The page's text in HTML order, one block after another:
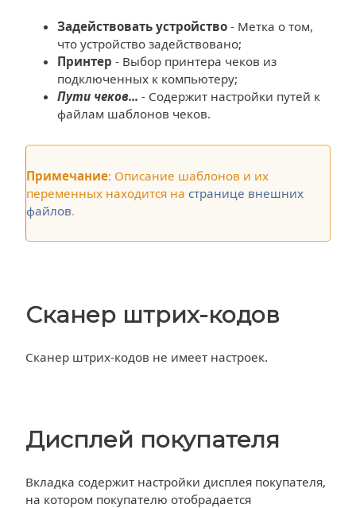
Задействовать устройство - Метка о том,
что устройство задействовано;
Принтер - Выбор принтера чеков из
подключенных к компьютеру;
Пути чеков... - Содержит настройки путей к
файлам шаблонов чеков.
Примечание: Описание шаблонов и их
переменных находится на странице внешних
файлов.
Сканер штрих-кодов
Сканер штрих-кодов не имеет настроек.
Дисплей покупателя
Вкладка содержит настройки дисплея покупателя,
на котором покупателю отобрадается